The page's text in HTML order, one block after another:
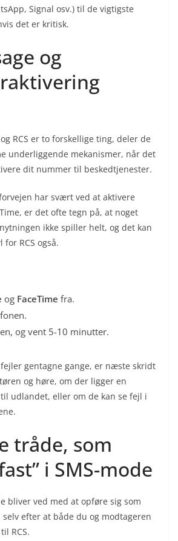
Signal osv.) til de vigtigste
det er kritisk.
og
RCS er to forskellige ting, deler de
underliggende mekanismer, når det
dit nummer til beskedtjenester.
har svært ved at aktivere
er det ofte tegn på, at noget
ikke spiller helt, og det kan
RCS også.
og FaceTime fra.
og vent 5-10 minutter.
gentagne gange, er næste skridt
og høre, om der ligger en
udlandet, eller om de kan se fejl i
tråde, som
i SMS-mode
bliver ved med at opføre sig som
selv efter at både du og modtageren
RCS.